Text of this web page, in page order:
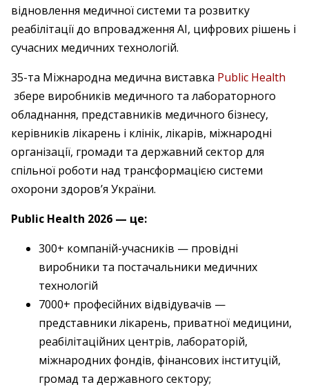
відновлення медичної системи та розвитку
реабілітації до впровадження AI, цифрових рішень і
сучасних медичних технологій.
35-та Міжнародна медична виставка Public Health
збере виробників медичного та лабораторного
обладнання, представників медичного бізнесу,
керівників лікарень і клінік, лікарів, міжнародні
організації, громади та державний сектор для
спільної роботи над трансформацією системи
охорони здоров’я України.
Public Health 2026 — це:
300+ компаній-учасників — провідні
виробники та постачальники медичних
технологій
7000+ професійних відвідувачів —
представники лікарень, приватної медицини,
реабілітаційних центрів, лабораторій,
міжнародних фондів, фінансових інституцій,
громад та державного сектору;